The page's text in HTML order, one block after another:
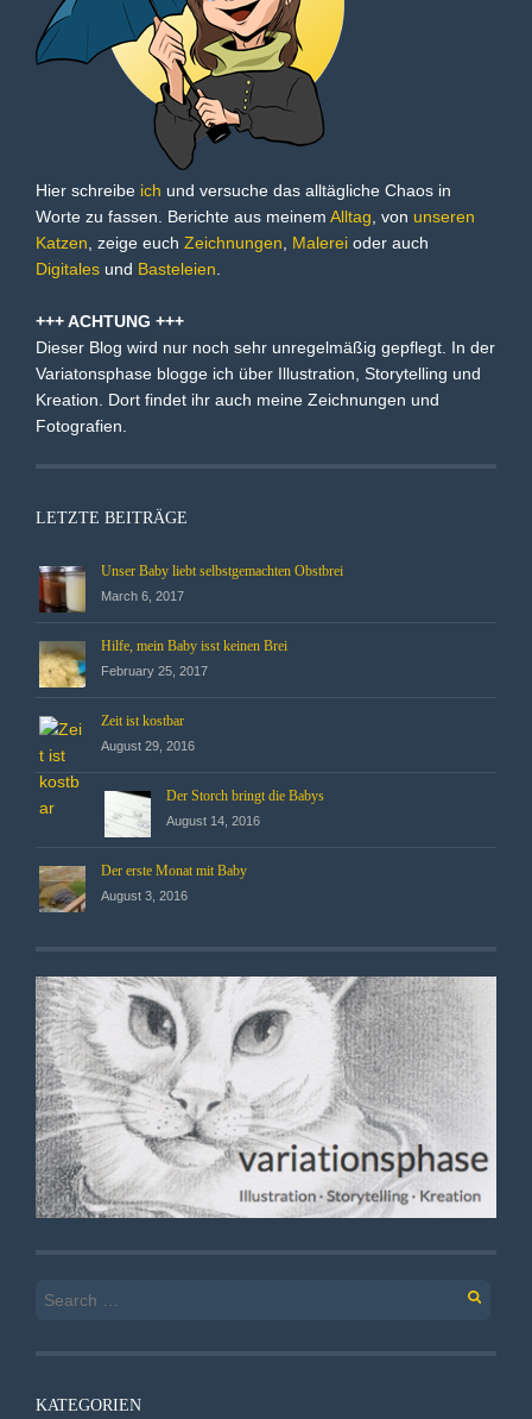
Hier schreibe ich und versuche das alltägliche Chaos in
Worte zu fassen. Berichte aus meinem Alltag , von unseren
Katzen , zeige euch Zeichnungen Malerei oder auch
Digitales und Basteleien
+++ ACHTUNG +++
Dieser Blog wird nur noch sehr unregelmäßig gepflegt. In der
Variatonsphase blogge ich über Illustration, Storytelling und
Kreation. Dort findet ihr auch meine Zeichnungen und
Fotografien.
LETZTE BEITRÄGE
Unser Baby liebt selbstgemachten Obstbrei
March 6, 2017
Hilfe, mein Baby isst keinen Brei
February 25, 2017
Zeit ist kostbar
August 29, 2016
Der Storch bringt die Babys
August 14, 2016
Der erste Monat mit Baby
August 3, 2016
Search
KATEGORIEN